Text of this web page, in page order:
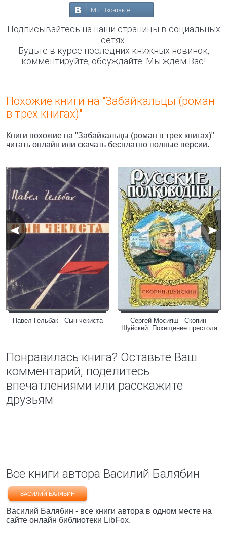
Мы Вконтакте
Подписывайтесь на наши страницы в социальных
сетях.
Будьте в курсе последних книжных новинок,
комментируйте, обсуждайте. Мы ждём Вас!
Похожие книги на "Забайкальцы (роман
в трех книгах)"
Книги похожие на "Забайкальцы (роман в трех книгах)"
читать онлайн или скачать бесплатно полные версии.
Павел Гельбак - Сын чекиста
Сергей Мосияш - Скопин-
Шуйский. Похищение престола
Понравилась книга? Оставьте Ваш
комментарий, поделитесь
впечатлениями или расскажите
друзьям
Все книги автора Василий Балябин
ВАСИЛИЙ БАЛЯБИН
Василий Балябин - все книги автора в одном месте на
сайте онлайн библиотеки LibFox.